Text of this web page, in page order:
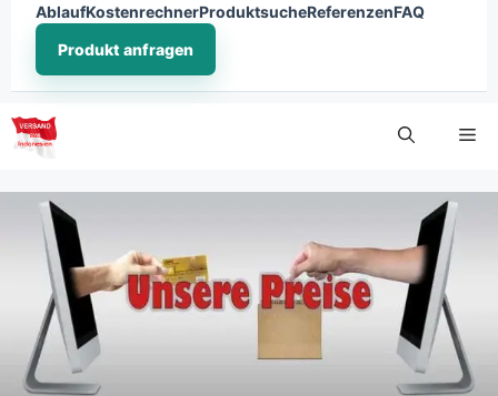
AblaufKostenrechnerProduktsucheReferenzenFAQ
Produkt anfragen